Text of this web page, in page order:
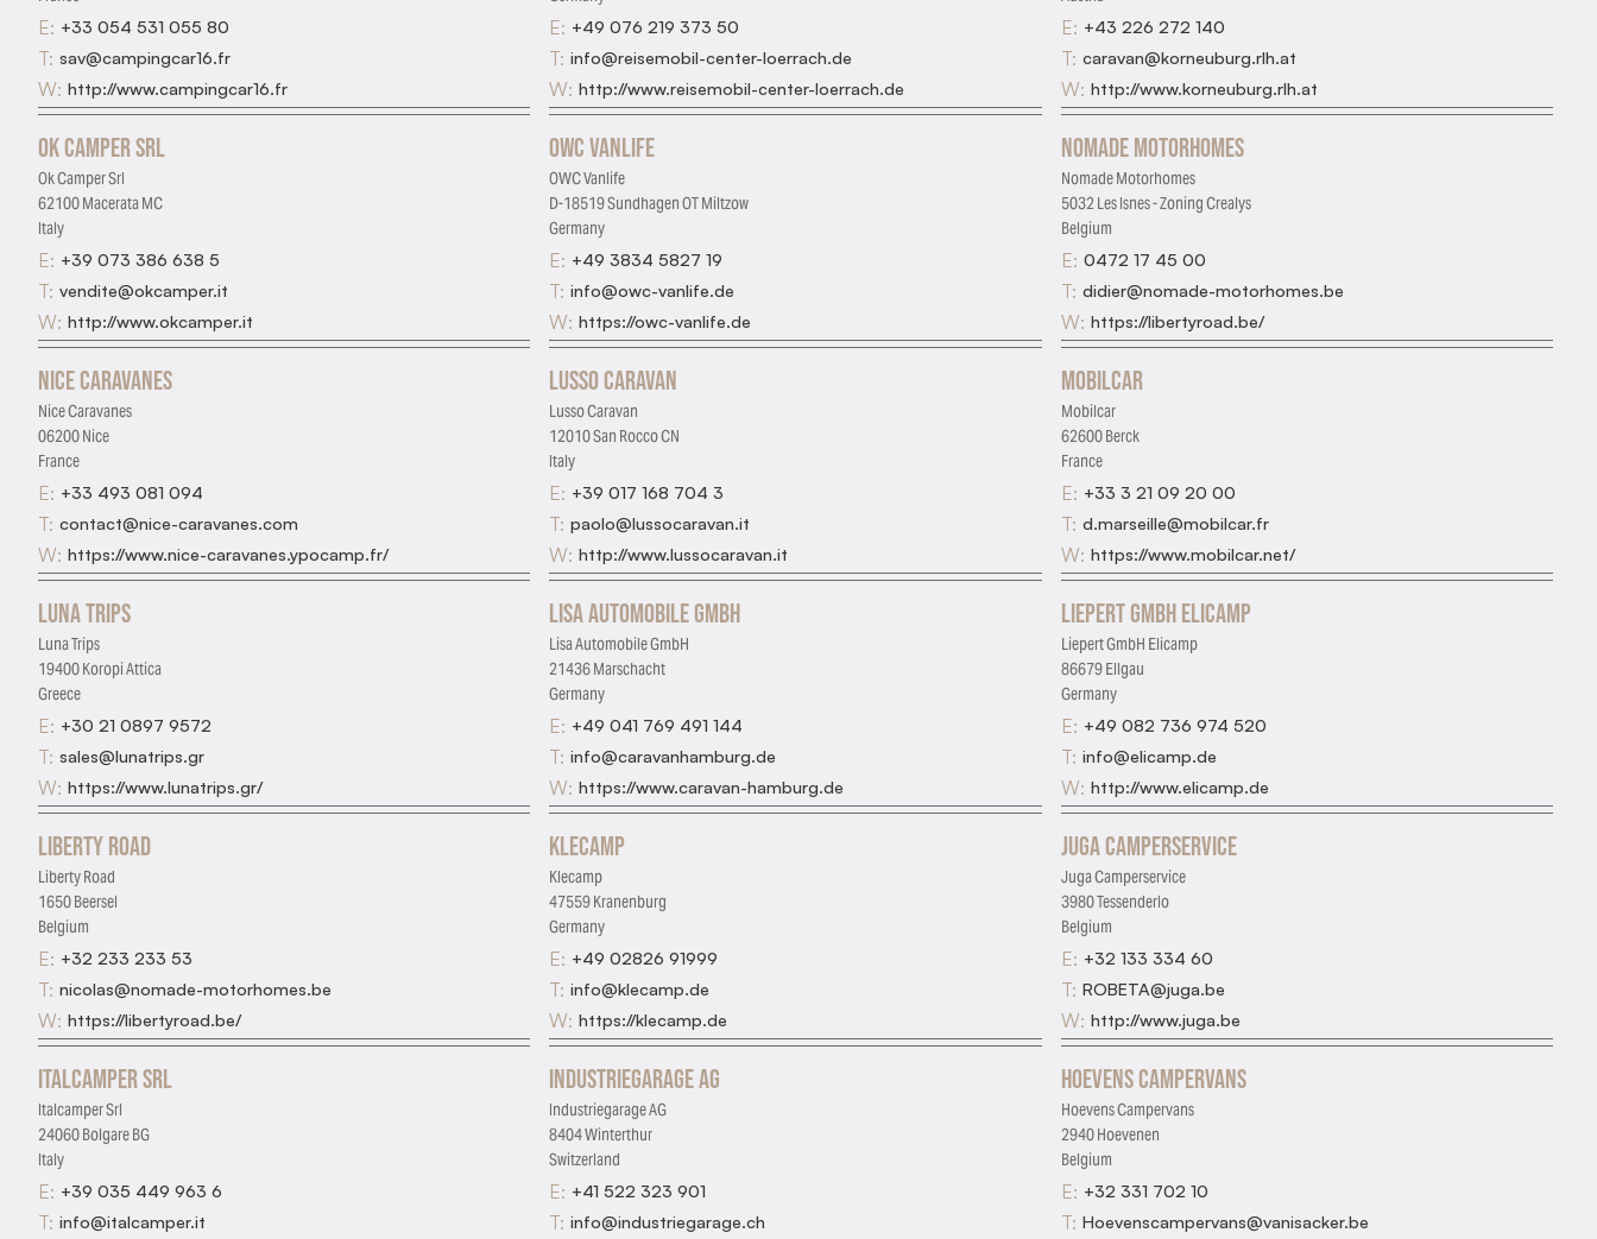
E: +33 054 531 055 80
T: sav@campingcar16.fr
W: http://www.campingcar16.fr
E: +49 076 219 373 50
T: info@reisemobil-center-loerrach.de
W: http://www.reisemobil-center-loerrach.de
E: +43 226 272 140
T: caravan@korneuburg.rlh.at
W: http://www.korneuburg.rlh.at
Ok Camper Srl
Ok Camper Srl
62100 Macerata MC
Italy
E: +39 073 386 638 5
T: vendite@okcamper.it
W: http://www.okcamper.it
OWC Vanlife
OWC Vanlife
D-18519 Sundhagen OT Miltzow
Germany
E: +49 3834 5827 19
T: info@owc-vanlife.de
W: https://owc-vanlife.de
Nomade Motorhomes
Nomade Motorhomes
5032 Les Isnes - Zoning Crealys
Belgium
E: 0472 17 45 00
T: didier@nomade-motorhomes.be
W: https://libertyroad.be/
Nice Caravanes
Nice Caravanes
06200 Nice
France
E: +33 493 081 094
T: contact@nice-caravanes.com
W: https://www.nice-caravanes.ypocamp.fr/
Lusso Caravan
Lusso Caravan
12010 San Rocco CN
Italy
E: +39 017 168 704 3
T: paolo@lussocaravan.it
W: http://www.lussocaravan.it
Mobilcar
Mobilcar
62600 Berck
France
E: +33 3 21 09 20 00
T: d.marseille@mobilcar.fr
W: https://www.mobilcar.net/
Luna Trips
Luna Trips
19400 Koropi Attica
Greece
E: +30 21 0897 9572
T: sales@lunatrips.gr
W: https://www.lunatrips.gr/
Lisa Automobile GmbH
Lisa Automobile GmbH
21436 Marschacht
Germany
E: +49 041 769 491 144
T: info@caravanhamburg.de
W: https://www.caravan-hamburg.de
Liepert GmbH Elicamp
Liepert GmbH Elicamp
86679 Ellgau
Germany
E: +49 082 736 974 520
T: info@elicamp.de
W: http://www.elicamp.de
Liberty Road
Liberty Road
1650 Beersel
Belgium
E: +32 233 233 53
T: nicolas@nomade-motorhomes.be
W: https://libertyroad.be/
Klecamp
Klecamp
47559 Kranenburg
Germany
E: +49 02826 91999
T: info@klecamp.de
W: https://klecamp.de
Juga Camperservice
Juga Camperservice
3980 Tessenderlo
Belgium
E: +32 133 334 60
T: ROBETA@juga.be
W: http://www.juga.be
Italcamper Srl
Italcamper Srl
24060 Bolgare BG
Italy
E: +39 035 449 963 6
T: info@italcamper.it
Industriegarage AG
Industriegarage AG
8404 Winterthur
Switzerland
E: +41 522 323 901
T: info@industriegarage.ch
Hoevens Campervans
Hoevens Campervans
2940 Hoevenen
Belgium
E: +32 331 702 10
T: Hoevenscampervans@vanisacker.be
Essential
Required for the site to function
Analytics
Help us understand how visitors use the site
Marketing
Used for targeted advertising
Personalization
Remembers preferences and enhances features